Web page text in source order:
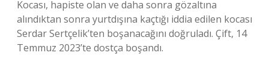
Kocası, hapiste olan ve daha sonra gözaltına
alındıktan sonra yurtdışına kaçtığı iddia edilen kocası
Serdar Sertçelik’ten boşanacağını doğruladı. Çift, 14
Temmuz 2023’te dostça boşandı.